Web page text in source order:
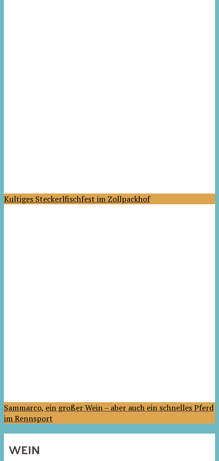
Kultiges Steckerlfischfest im Zollpackhof
Sammarco, ein großer Wein – aber auch ein schnelles Pferd
im Rennsport
WEIN